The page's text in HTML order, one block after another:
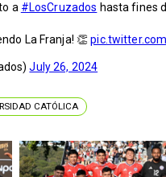
a #LosCruzados hasta fines
La Franja! 👏
July 26, 2024
CATÓLICA